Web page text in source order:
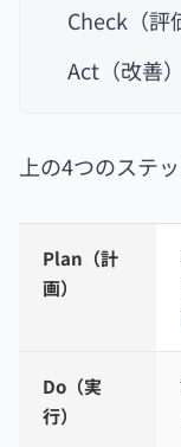
Check（評
Act（改善）
上の4つのステ
Plan（計
画）
Do（実
行）